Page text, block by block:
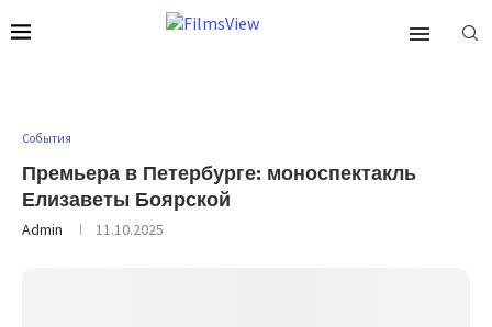
События
Премьера в Петербурге: моноспектакль
Елизаветы Боярской
Admin 11.10.2025